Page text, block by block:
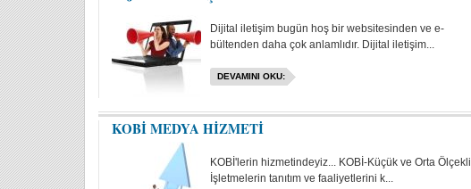
Dijital iletişim bugün hoş bir websitesinden ve e-
bültenden daha çok anlamlıdır. Dijital iletişim...
DEVAMINI OKU:
KOBİ MEDYA HİZMETİ
KOBİ'lerin hizmetindeyiz... KOBİ-Küçük ve Orta Ölçekli
İşletmelerin tanıtım ve faaliyetlerini k...